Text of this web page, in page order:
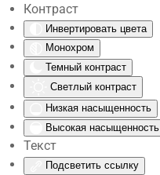
Контраст
Инвертировать цвета
Монохром
Темный контраст
Светлый контраст
Низкая насыщенность
Высокая насыщенность
Текст
Подсветить ссылку
Skip to main content